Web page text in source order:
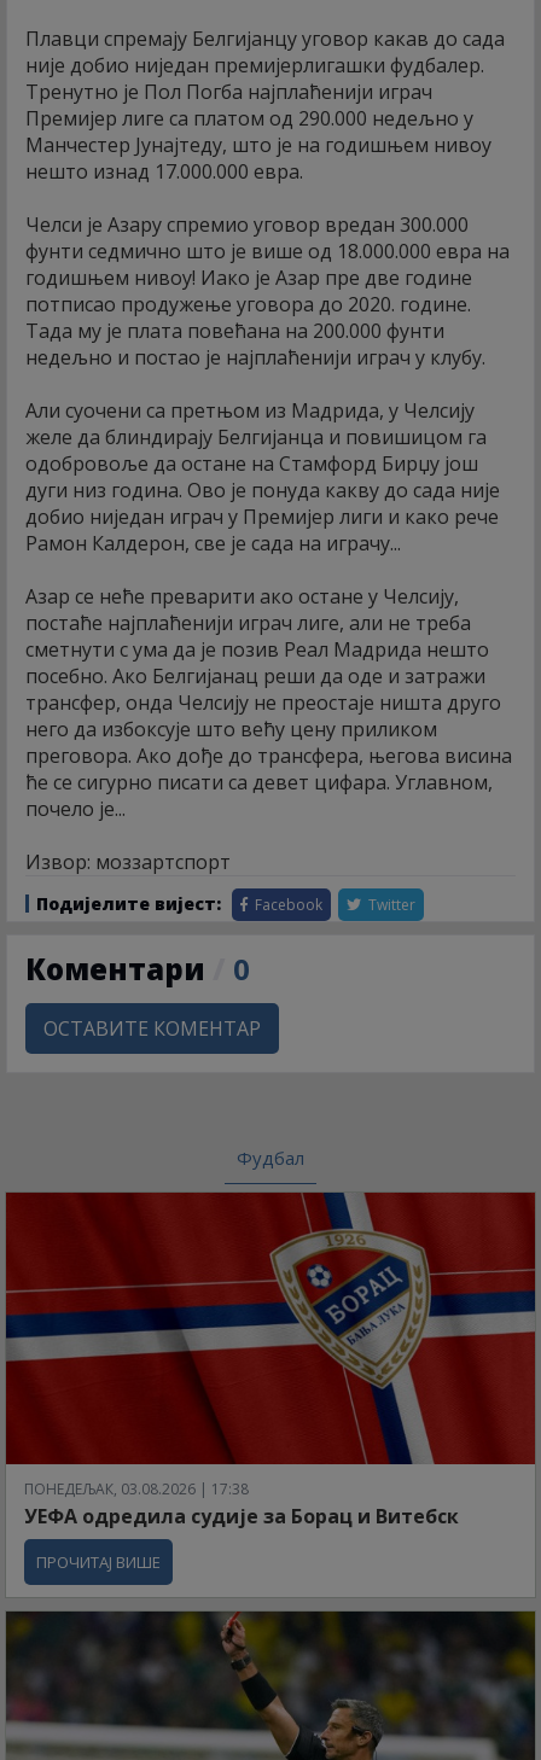
Плавци спремају Белгијанцу уговор какав до сада
није добио ниједан премијерлигашки фудбалер.
Тренутно је Пол Погба најплаћенији играч
Премијер лиге са платом од 290.000 недељно у
Манчестер Јунајтеду, што је на годишњем нивоу
нешто изнад 17.000.000 евра.
Челси је Азару спремио уговор вредан 300.000
фунти седмично што је више од 18.000.000 евра на
годишњем нивоу! Иако је Азар пре две године
потписао продужење уговора до 2020. године.
Тада му је плата повећана на 200.000 фунти
недељно и постао је најплаћенији играч у клубу.
Али суочени са претњом из Мадрида, у Челсију
желе да блиндирају Белгијанца и повишицом га
одобровоље да остане на Стамфорд Бирџу још
дуги низ година. Ово је понуда какву до сада није
добио ниједан играч у Премијер лиги и како рече
Рамон Калдерон, све је сада на играчу...
Азар се неће преварити ако остане у Челсију,
постаће најплаћенији играч лиге, али не треба
сметнути с ума да је позив Реал Мадрида нешто
посебно. Ако Белгијанац реши да оде и затражи
трансфер, онда Челсију не преостаје ништа друго
него да избоксује што већу цену приликом
преговора. Ако дође до трансфера, његова висина
ће се сигурно писати са девет цифара. Углавном,
почело је...
Извор: моззартспорт
Подијелите вијест: Facebook Twitter
Коментари 0
ОСТАВИТЕ КОМЕНТАР
Фудбал
ПОНЕДЕЉАК, 03.08.2026 | 17:38
УЕФА одредила судије за Борац и Витебск
ПРОЧИТАЈ ВИШЕ